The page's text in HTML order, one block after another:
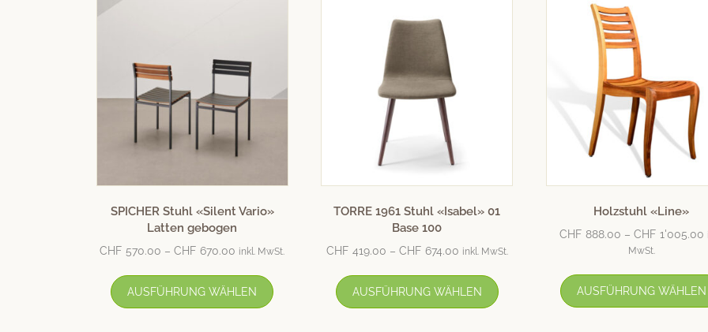
SPICHER Stuhl «Silent Vario»
Latten gebogen
CHF 570.00 –CHF 670.00 inkl. MwSt.
AUSFÜHRUNG WÄHLEN
TORRE 1961 Stuhl «Isabel» 01
Base 100
CHF 419.00 – CHF 674.00 inkl. MwSt.
AUSFÜHRUNG WÄHLEN
Holzstuhl «Line»
CHF 888.00 – CHF 1'005.00
MwSt.
AUSFÜHRUNG WÄHLEN